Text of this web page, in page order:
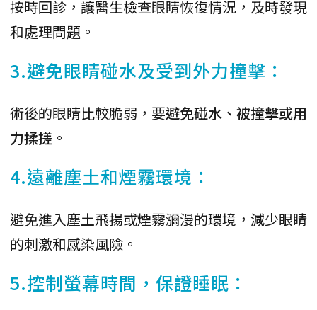
按時回診，讓醫生檢查眼睛恢復情況，及時發現
和處理問題。
3.避免眼睛碰水及受到外力撞擊：
術後的眼睛比較脆弱，要避免碰水、被撞擊或用
力揉搓 。
4.遠離塵土和煙霧環境：
避免進入塵土飛揚或煙霧瀰漫的環境，減少眼睛
的刺激和感染風險。
5.控制螢幕時間，保證睡眠：